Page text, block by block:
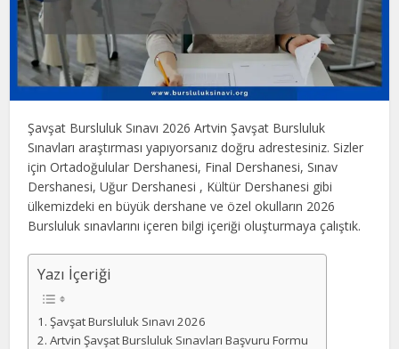
Şavşat Bursluluk Sınavı 2026 Artvin Şavşat Bursluluk
Sınavları araştırması yapıyorsanız doğru adrestesiniz. Sizler
için Ortadoğulular Dershanesi, Final Dershanesi, Sınav
Dershanesi, Uğur Dershanesi , Kültür Dershanesi gibi
ülkemizdeki en büyük dershane ve özel okulların 2026
Bursluluk sınavlarını içeren bilgi içeriği oluşturmaya çalıştık.
Yazı İçeriği
Şavşat Bursluluk Sınavı 2026
Artvin Şavşat Bursluluk Sınavları Başvuru Formu